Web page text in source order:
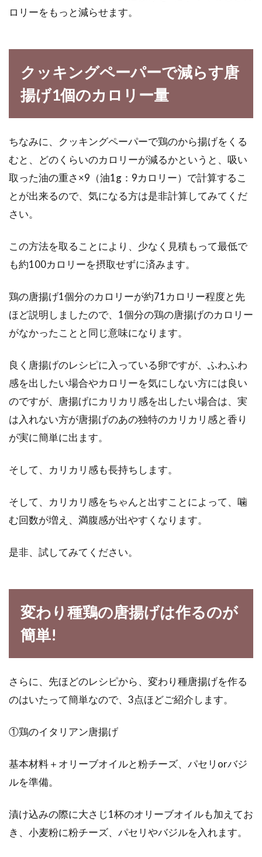
ロリーをもっと減らせます。
クッキングペーパーで減らす唐
揚げ1個のカロリー量
ちなみに、クッキングペーパーで鶏のから揚げをくる
むと、どのくらいのカロリーが減るかというと、吸い
取った油の重さ×9（油1g：9カロリー）で計算するこ
とが出来るので、気になる方は是非計算してみてくだ
さい。
この方法を取ることにより、少なく見積もって最低で
も約100カロリーを摂取せずに済みます。
鶏の唐揚げ1個分のカロリーが約71カロリー程度と先
ほど説明しましたので、1個分の鶏の唐揚げのカロリー
がなかったことと同じ意味になります。
良く唐揚げのレシピに入っている卵ですが、ふわふわ
感を出したい場合やカロリーを気にしない方には良い
のですが、唐揚げにカリカリ感を出したい場合は、実
は入れない方が唐揚げのあの独特のカリカリ感と香り
が実に簡単に出ます。
そして、カリカリ感も長持ちします。
そして、カリカリ感をちゃんと出すことによって、噛
む回数が増え、満腹感が出やすくなります。
是非、試してみてください。
変わり種鶏の唐揚げは作るのが
簡単!
さらに、先ほどのレシピから、変わり種唐揚げを作る
のはいたって簡単なので、3点ほどご紹介します。
①鶏のイタリアン唐揚げ
基本材料＋オリーブオイルと粉チーズ、パセリorバジ
ルを準備。
漬け込みの際に大さじ1杯のオリーブオイルも加えてお
き、小麦粉に粉チーズ、パセリやバジルを入れます。